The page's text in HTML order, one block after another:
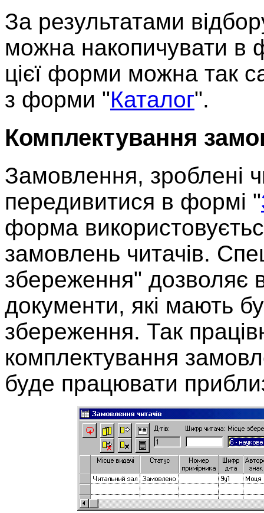
За результатами
можна накопичувати в
цієї форми можна так
з форми "Каталог".
Комплектування
Замовлення, зроблені
передивитися в формі "
форма
замовлень читачів.
збереження" дозволяє
документи, які мають
збереження. Так
комплектування
буде працювати